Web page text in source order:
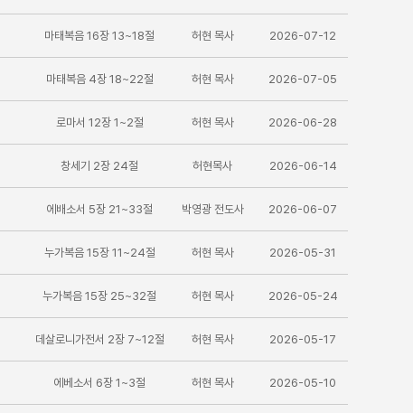
마태복음 16장 13~18절 허현 목사 2026-07-12
마태복음 4장 18~22절 허현 목사 2026-07-05
로마서 12장 1~2절 허현 목사 2026-06-28
창세기 2장 24절 허현목사 2026-06-14
에배소서 5장 21~33절 박영광 전도사 2026-06-07
누가복음 15장 11~24절 허현 목사 2026-05-31
누가복음 15장 25~32절 허현 목사 2026-05-24
데살로니가전서 2장 7~12절 허현 목사 2026-05-17
에베소서 6장 1~3절 허현 목사 2026-05-10